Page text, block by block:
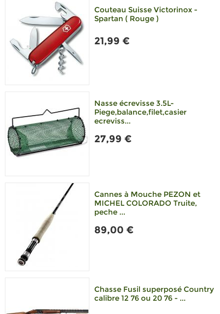
Couteau Suisse Victorinox -
Spartan ( Rouge )
21,99 €
Nasse écrevisse 3.5L-
Piege,balance,filet,casier
ecreviss...
27,99 €
Cannes à Mouche PEZON et
MICHEL COLORADO Truite,
peche ...
89,00 €
Chasse Fusil superposé Country
calibre 12 76 ou 20 76 - ...